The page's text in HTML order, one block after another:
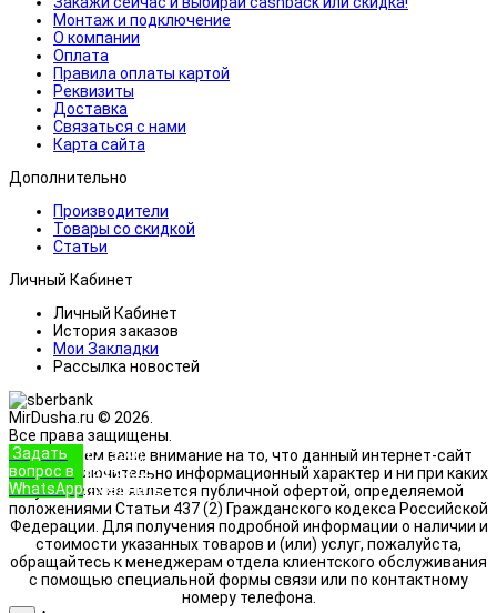
Монтаж и подключение
О компании
Оплата
Правила оплаты картой
Реквизиты
Доставка
Связаться с нами
Карта сайта
Дополнительно
Производители
Товары со скидкой
Статьи
Личный Кабинет
Личный Кабинет
История заказов
Мои Закладки
Рассылка новостей
MirDusha.ru © 2026.
Все права защищены.
Обращаем ваше внимание на то, что данный интернет-сайт
носит исключительно информационный характер и ни при каких
условиях не является публичной офертой, определяемой
положениями Статьи 437 (2) Гражданского кодекса Российской
Федерации. Для получения подробной информации о наличии и
стоимости указанных товаров и (или) услуг, пожалуйста,
обращайтесь к менеджерам отдела клиентского обслуживания
с помощью специальной формы связи или по контактному
номеру телефона.
Задать
вопрос в
WhatsApp
+7 (933)
888-8322
Позвонить